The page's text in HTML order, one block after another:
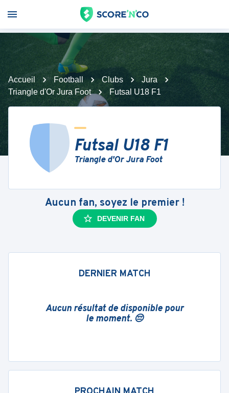
Accueil Football Clubs
Jura
Triangle d'Or Jura Foot
Futsal U18 F1
Futsal U18 F1
Triangle d'Or Jura Foot
Aucun fan, soyez le premier !
DEVENIR FAN
DERNIER MATCH
Aucun résultat de disponible pour
le moment. 😔